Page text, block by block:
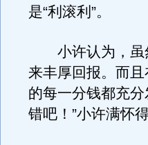
是“利滚利”。
小许认为，虽
来丰厚回报。而
的每一分钱都充
错吧！”小许满怀得